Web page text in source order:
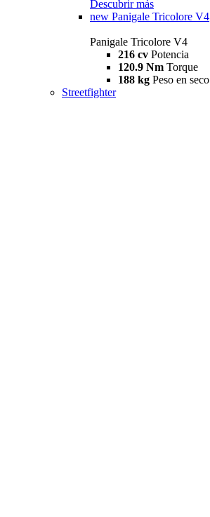
Descubrir más
new Panigale Tricolore V4
Panigale Tricolore V4
216 cv Potencia
120.9 Nm Torque
188 kg Peso en seco
Streetfighter